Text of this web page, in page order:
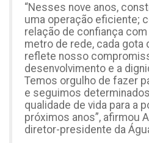
“Nesses nove anos,
uma operação eficiente;
relação de confiança com
metro de rede, cada gota
reflete nosso
desenvolvimento e a
Temos orgulho de fazer
e seguimos
qualidade de vida para a
próximos anos”, afirmou
diretor-presidente da